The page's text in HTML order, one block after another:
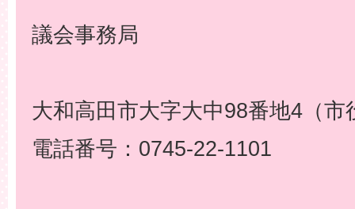
議会事務局
大和高田市大字大中98番地4（市
電話番号：0745-22-1101